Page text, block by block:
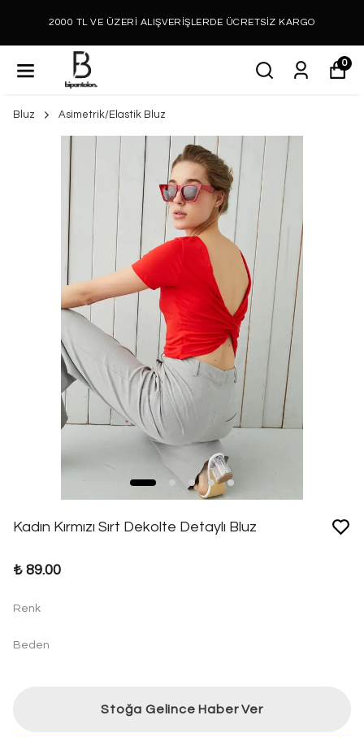
2000 TL VE ÜZERİ ALIŞVERİŞLERDE ÜCRETSİZ KARGO
0
Bluz Asimetrik/Elastik Bluz
Kadın Kırmızı Sırt Dekolte Detaylı Bluz
₺ 89.00
Renk
Beden
Stoğa Gelince Haber Ver